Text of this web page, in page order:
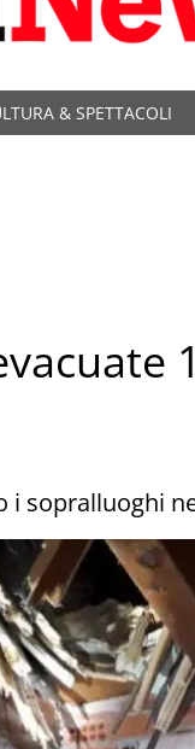
& SPETTACOLI
i sopralluoghi